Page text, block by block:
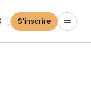
S'inscrire